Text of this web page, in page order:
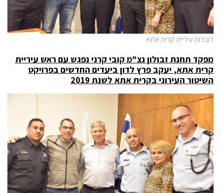
דוברות עיריית קרית אתא
מפקד תחנת זבולון נצ"מ קובי קרני נפגש עם ראש עיריית
קרית אתא, יעקב פרץ לדון ביעדים החדשים בפרויקט
השיטור העירוני בקרית אתא לשנת 2019